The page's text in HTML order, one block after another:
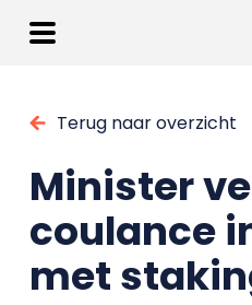
Terug naar overzicht
Minister
coulance
met